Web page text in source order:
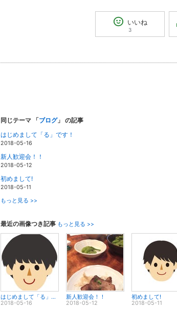
いいね
3
同じテーマ 「ブログ」 の記事
はじめまして「る」です！
2018-05-16
新人歓迎会！！
2018-05-12
初めまして!
2018-05-11
もっと見る >>
最近の画像つき記事 もっと見る >>
はじめまして「る」です！
2018-05-16
新人歓迎会！！
2018-05-12
初めまして!
2018-05-11